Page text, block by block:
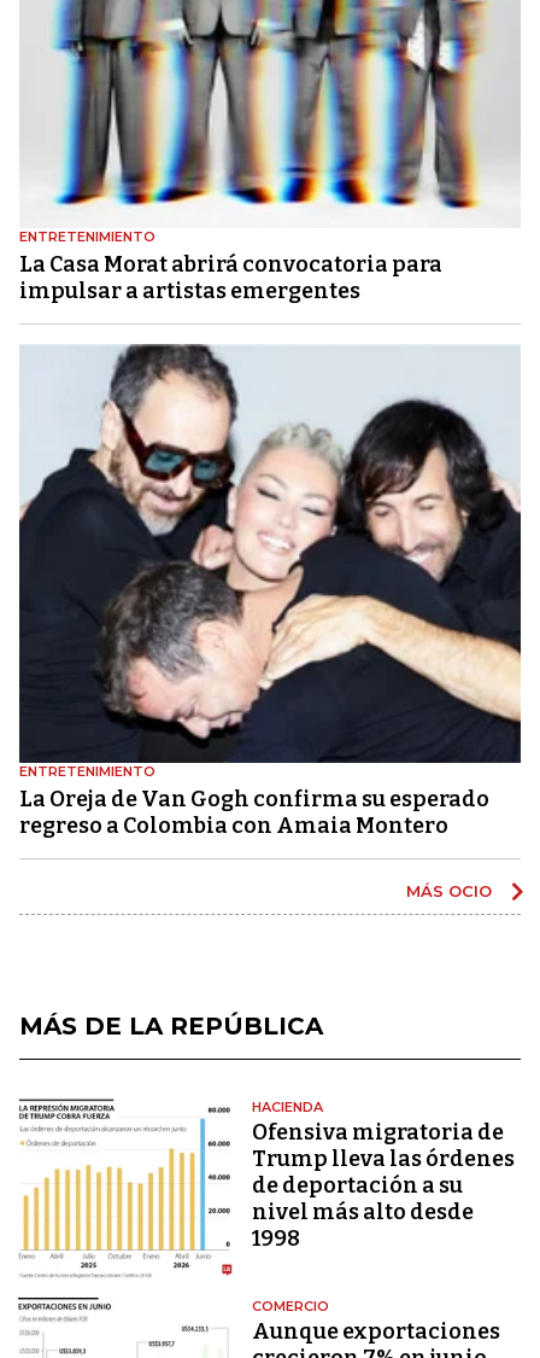
ENTRETENIMIENTO
La Casa Morat abrirá convocatoria para
impulsar a artistas emergentes
ENTRETENIMIENTO
La Oreja de Van Gogh confirma su esperado
regreso a Colombia con Amaia Montero
MÁS OCIO
MÁS DE LA REPÚBLICA
HACIENDA
Ofensiva migratoria de
Trump lleva las órdenes
de deportación a su
nivel más alto desde
1998
COMERCIO
Aunque exportaciones